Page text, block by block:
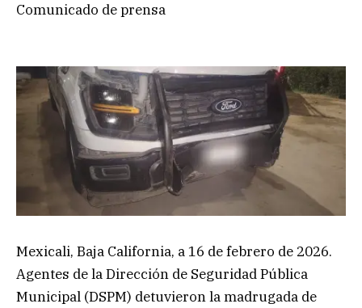
Comunicado de prensa
Mexicali, Baja California, a 16 de febrero de 2026.
Agentes de la Dirección de Seguridad Pública
Municipal (DSPM) detuvieron la madrugada de